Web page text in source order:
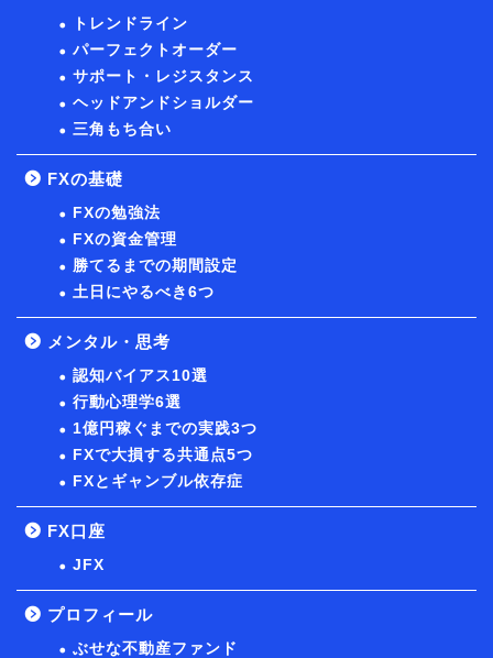
トレンドライン
パーフェクトオーダー
サポート・レジスタンス
ヘッドアンドショルダー
三角もち合い
FXの基礎
FXの勉強法
FXの資金管理
勝てるまでの期間設定
土日にやるべき6つ
メンタル・思考
認知バイアス10選
行動心理学6選
1億円稼ぐまでの実践3つ
FXで大損する共通点5つ
FXとギャンブル依存症
FX口座
JFX
プロフィール
ぶせな不動産ファンド